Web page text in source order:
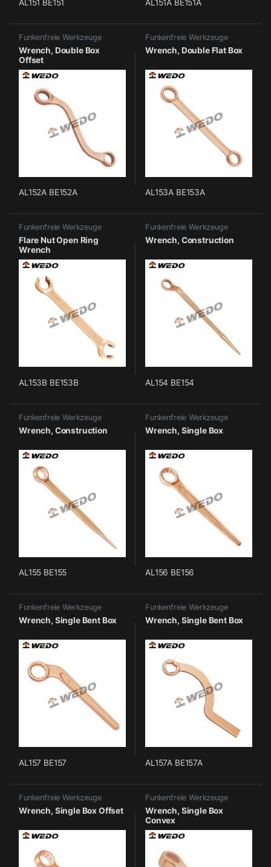
AL151 BE151 AL151A BE151A
Funkenfreie Werkzeuge
Wrench, Double Box
Offset
AL152A BE152A
Funkenfreie Werkzeuge
Wrench, Double Flat Box
AL153A BE153A
Funkenfreie Werkzeuge
Flare Nut Open Ring
Wrench
AL153B BE153B
Funkenfreie Werkzeuge
Wrench, Construction
AL154 BE154
Funkenfreie Werkzeuge
Wrench, Construction
AL155 BE155
Funkenfreie Werkzeuge
Wrench, Single Box
AL156 BE156
Funkenfreie Werkzeuge
Wrench, Single Bent Box
AL157 BE157
Funkenfreie Werkzeuge
Wrench, Single Bent Box
AL157A BE157A
Funkenfreie Werkzeuge
Wrench, Single Box Offset
Funkenfreie Werkzeuge
Wrench, Single Box
Convex